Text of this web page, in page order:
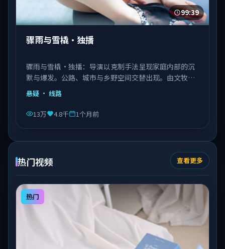
99:39
骤雨与雪橇·独播
骤雨与雪橇·独播：导演以克制手法呈现家庭内部的沉
默与爆发。公路、城市与乡野空间交替出现。由文牧野
执导，秦海璐、文淇、邓恩熙等主演，意大利出品，类
型为悬疑。
悬疑 · 线路
13万 4.8千 1个月前
热门视频 查看更多
热门